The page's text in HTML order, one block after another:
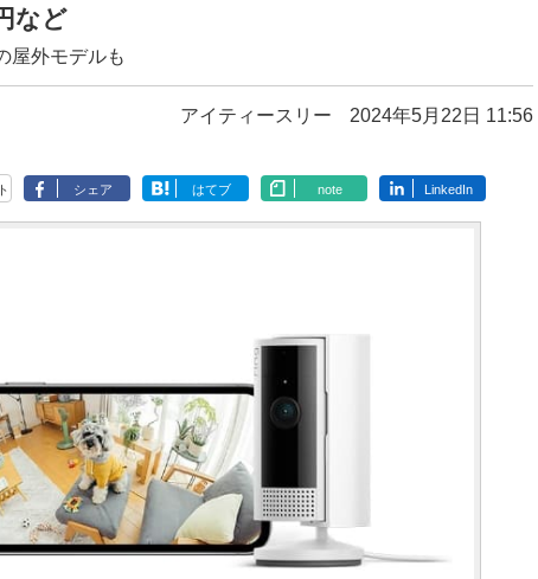
など
屋外モデルも
アイティースリー 2024年5月22日 11:56
シェア はてブ note LinkedIn